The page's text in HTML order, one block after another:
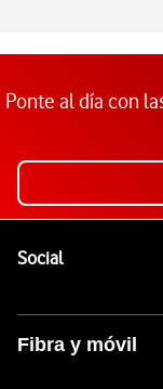
Ponte al día con
SocialEnlaces a las
Fibra y móvil